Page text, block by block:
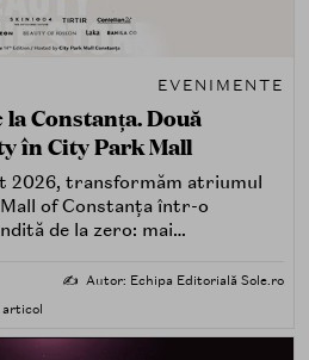
EVENIMENTE
Constanța. Două
în City Park Mall
2026, transformăm atriumul
of Constanța într-o
de la zero: mai
descoperi produse — testând,
✍️ Autor: Echipa Editorială Sole.ro
articol